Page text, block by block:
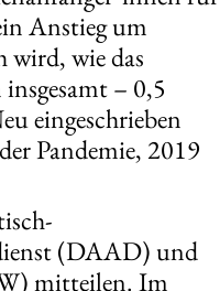
Anstieg um
wird, wie das
– 0,5
eingeschrieben
Pandemie, 2019
(DAAD) und
mitteilen. Im